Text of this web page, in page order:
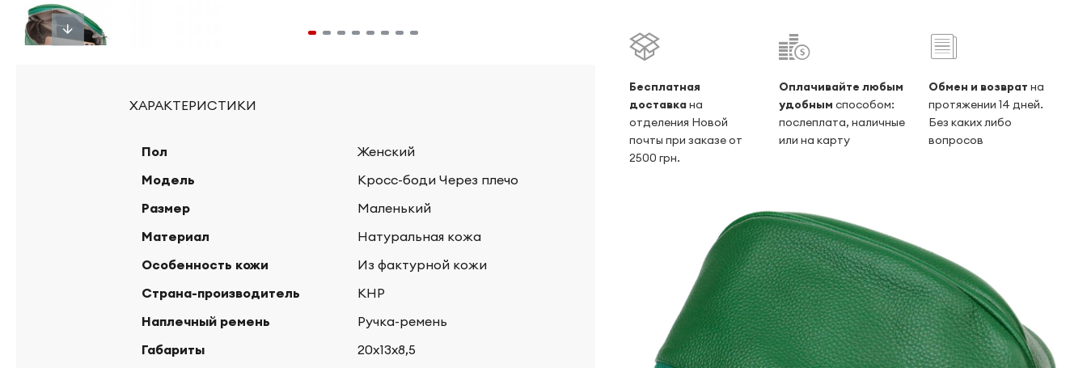
ХАРАКТЕРИСТИКИ
Пол
Женский
Модель
Кросс-боди Через плечо
Размер
Маленький
Материал
Натуральная кожа
Особенность кожи
Из фактурной кожи
Страна-производитель
КНР
Наплечный ремень
Ручка-ремень
Габариты
20х13х8,5
Беcплатная
доставкана
отделения Новой
почты при заказе от
2500 грн.
Оплачивайте любым
удобным способом:
послеплата, наличные
или на карту
Обмен и возврат на
протяжении 14 дней.
Без каких либо
вопросов